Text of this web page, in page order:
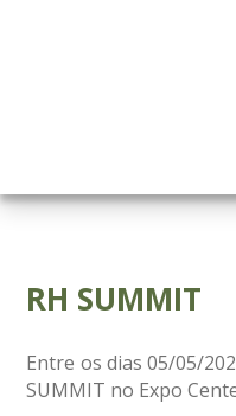
RH SUMMIT
Entre os dias 05/05/
SUMMIT no Expo